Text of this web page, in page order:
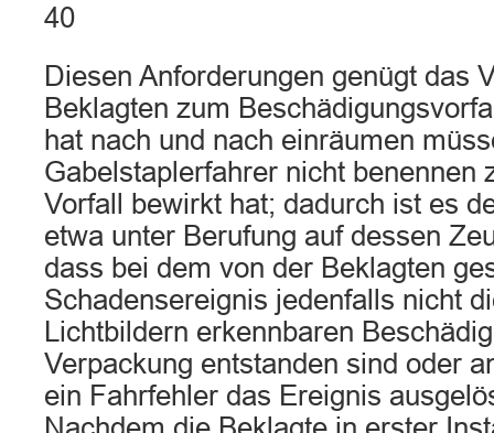
40
Diesen Anforderungen genügt das
Beklagten zum
hat nach und nach einräumen
Gabelstaplerfahrer nicht benennen
Vorfall bewirkt hat; dadurch ist es
etwa unter Berufung auf dessen
dass bei dem von der Beklagten
Schadensereignis jedenfalls nicht
Lichtbildern erkennbaren
Verpackung entstanden sind oder
ein Fahrfehler das Ereignis